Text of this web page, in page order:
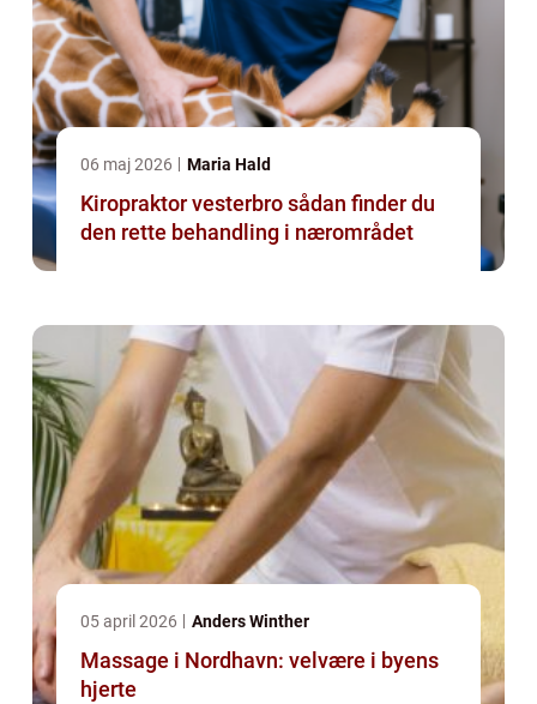
06 maj 2026 Maria Hald
Kiropraktor vesterbro sådan finder du
den rette behandling i nærområdet
05 april 2026 Anders Winther
Massage i Nordhavn: velvære i byens
hjerte